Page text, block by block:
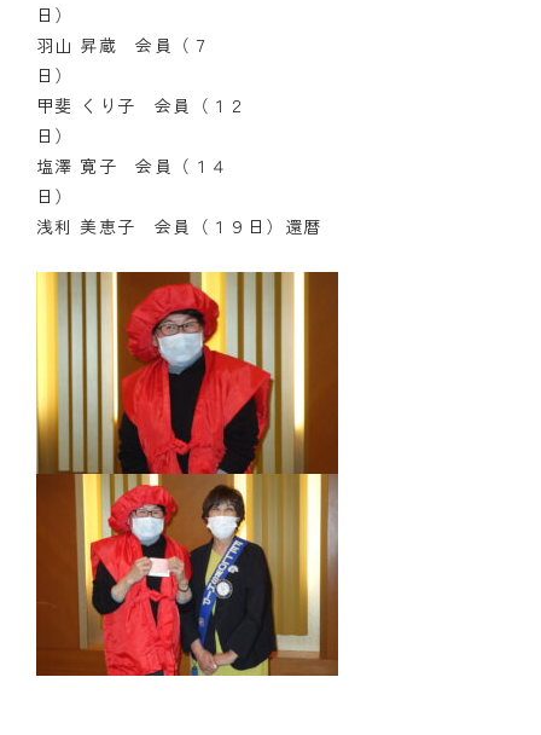
羽山 昇蔵 会員（７
甲斐 くり子 会員（１２
塩澤 寛子 会員（１４
浅利 美恵子 会員（１９日）還暦